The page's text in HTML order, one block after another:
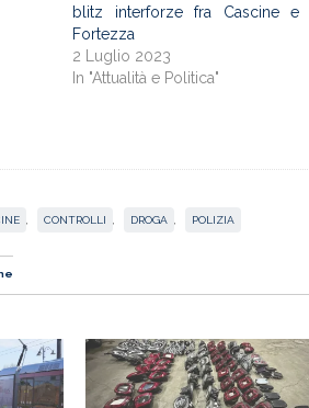
blitz interforze fra Cascine e
Fortezza
2 Luglio 2023
In "Attualità e Politica"
CONTROLLI DROGA POLIZIA